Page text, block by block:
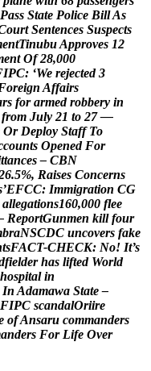
Pass State Police BillAs
ourt Sentences Suspects
entTinubuApproves 12
ent Of 28,000
IPC: ‘We rejected 3
oreign Affairs
rs for armed robbery in
from July 21 to 27 —
Or Deploy Staff To
counts Opened For
ttances – CBN
6.5%, Raises Concerns
’EFCC: Immigration CG
allegations160,000 flee
ReportGunmen kill four
braNSCDC uncovers fake
tsFACT-CHECK: No! It’s
fielder has lifted World
hospital in
In Adamawa State –
FIPC scandalOriire
ofAnsaru commanders
anders For Life Over